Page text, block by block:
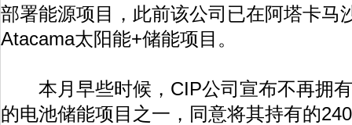
部署能源项目，此前该公司已在阿塔卡马
Atacama太阳能+储能项目。
本月早些时候，CIP公司宣布不再拥有
的电池储能项目之一，同意将其持有的